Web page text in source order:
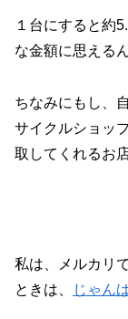
１台にすると約
な金額に思える
ちなみにもし、
サイクルショッ
取してくれるお
私は、メルカリ
ときは、
じゃん